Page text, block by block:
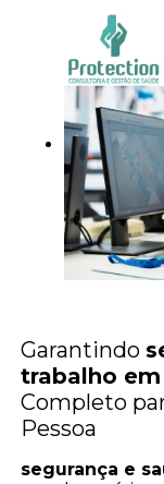
Garantindo
trabalho
Completo
Pessoa
segurança e